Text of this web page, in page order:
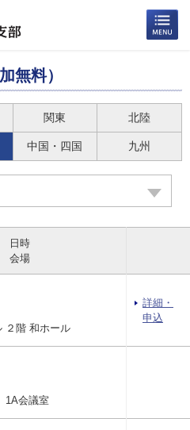
無料）
関東 北陸
中国・四国 九州
日時
会場
２階 和ホール
詳細・
申込
会議室